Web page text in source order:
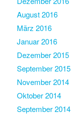
August 2016
März 2016
Januar 2016
Dezember 2015
September 2015
November 2014
Oktober 2014
September 2014